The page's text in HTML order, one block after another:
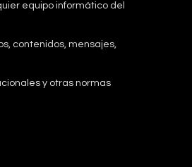
equipo informático del
contenidos, mensajes,
y otras normas